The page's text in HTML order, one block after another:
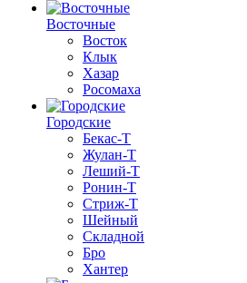
Восточные
Восток
Клык
Хазар
Росомаха
Городские
Бекас-Т
Жулан-Т
Леший-Т
Ронин-Т
Стриж-Т
Шейный
Складной
Бро
Хантер